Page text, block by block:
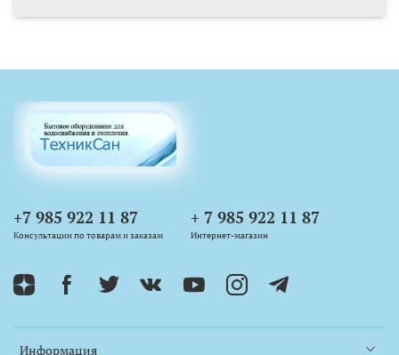
Информация
+7 985 922 11 87
Консультации по товарам и заказам
+ 7 985 922 11 87
Интернет-магазин